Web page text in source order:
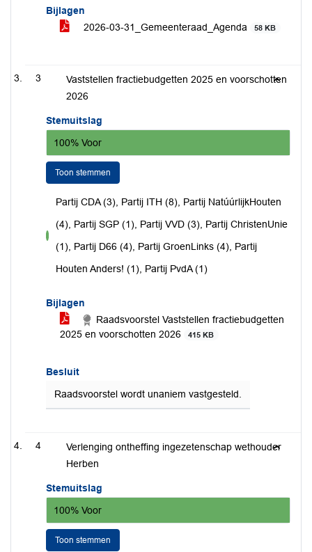
Bijlagen
2026-03-31_Gemeenteraad_Agenda
58 KB
3
Vaststellen fractiebudgetten 2025 en voorschotten
2026
Stemuitslag
100% Voor
Toon stemmen
voor
Partij CDA (3), Partij ITH (8), Partij NatúúrlijkHouten
(4), Partij SGP (1), Partij VVD (3), Partij ChristenUnie
(1), Partij D66 (4), Partij GroenLinks (4), Partij
Houten Anders! (1), Partij PvdA (1)
Bijlagen
Raadsvoorstel Vaststellen fractiebudgetten
2025 en voorschotten 2026
415 KB
Besluit
Raadsvoorstel wordt unaniem vastgesteld.
4
Verlenging ontheffing ingezetenschap wethouder
Herben
Stemuitslag
100% Voor
Toon stemmen